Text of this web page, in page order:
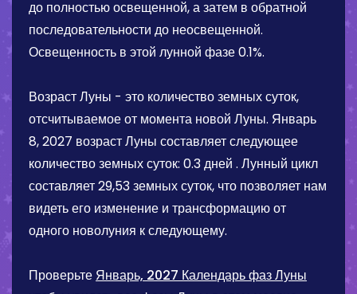
до полностью освещенной, а затем в обратной
последовательности до неосвещенной.
Освещенность в этой лунной фазе0.1%.
Возраст Луны - это количество земных суток,
отсчитываемое от момента новой Луны. Январь
8, 2027 возраст Луны составляет следующее
количество земных суток: 0.3 дней . Лунный цикл
составляет 29,53 земных суток, что позволяет нам
видеть его изменение и трансформацию от
одного новолуния к следующему.
Проверьте Январь, 2027 Календарь фаз Луны